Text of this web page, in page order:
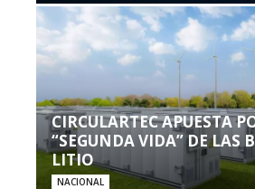
CIRCULARTEC APUESTA
“SEGUNDA VIDA” DE LAS
LITIO
NACIONAL